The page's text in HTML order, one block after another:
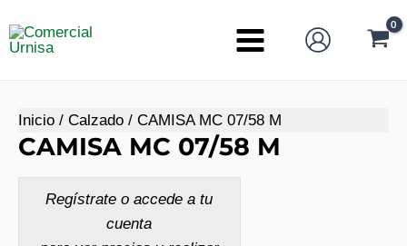
al
Main
Inicio / Calzado / CAMISA MC 07/58 M
CAMISA MC 07/58 M
Regístrate o accede a tu
cuenta